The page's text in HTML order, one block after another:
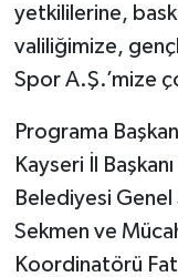
yetkililerine,
valiliğimize,
Spor A.Ş.’mize
Programa Başkan
Kayseri İl
Belediyesi Genel
Sekmen ve
Koordinatörü